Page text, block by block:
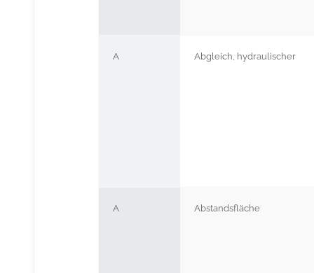
A Abgleich, hydraulischer
A Abstandsfläche